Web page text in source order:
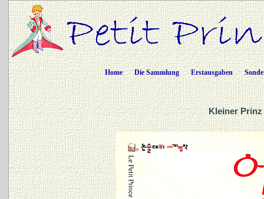
Home Die Sammlung Erstausgaben
Kleiner Prinz